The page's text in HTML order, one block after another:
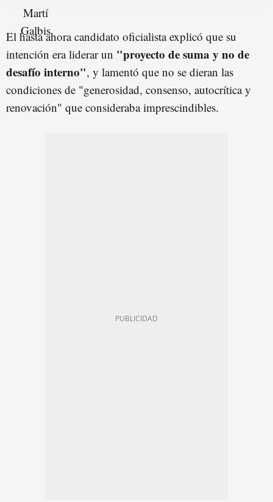
El hasta ahora candidato oficialista explicó que su
intención era liderar un "proyecto de suma y no de
desafío interno", y lamentó que no se dieran las
condiciones de "generosidad, consenso, autocrítica y
renovación" que consideraba imprescindibles.